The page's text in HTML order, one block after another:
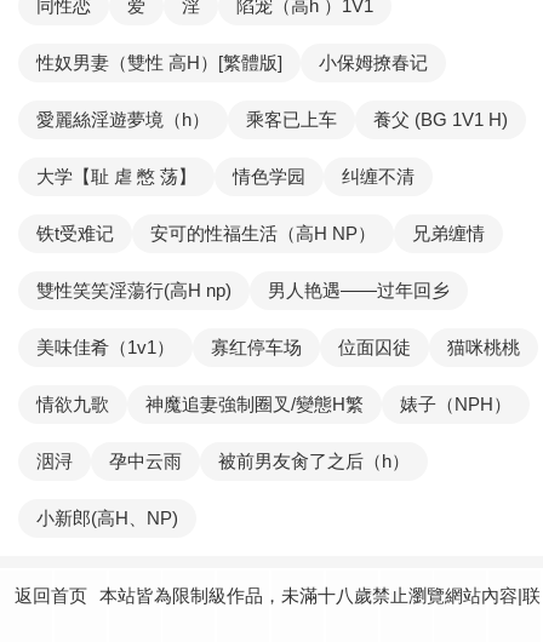
同性恋 爱 淫 陷宠（高h ）1V1
性奴男妻（雙性 高H）[繁體版] 小保姆撩春记
愛麗絲淫遊夢境（h） 乘客已上车 養父 (BG 1V1 H)
大学【耻 虐 憋 荡】 情色学园 纠缠不清
铁t受难记 安可的性福生活（高H NP） 兄弟缠情
雙性笑笑淫蕩行(高H np) 男人艳遇——过年回乡
美味佳肴（1v1） 寡红停车场 位面囚徒 猫咪桃桃
情欲九歌 神魔追妻強制圈叉/變態H繁 婊子（NPH）
洇浔 孕中云雨 被前男友肏了之后（h）
小新郎(高H、NP)
返回首页 本站皆為限制級作品，未滿十八歲禁止瀏覽網站內容|联